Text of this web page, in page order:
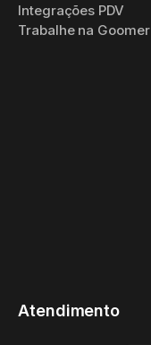
Integrações PDV
Trabalhe na Goomer
Atendimento